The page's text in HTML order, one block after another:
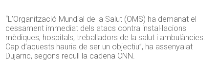
“L’Organització Mundial de la Salut (OMS) ha demanat el
cessament immediat dels atacs contra instal·lacions
mèdiques, hospitals, treballadors de la salut i ambulàncies.
Cap d’aquests hauria de ser un objectiu”, ha assenyalat
Dujarric, segons recull la cadena CNN.